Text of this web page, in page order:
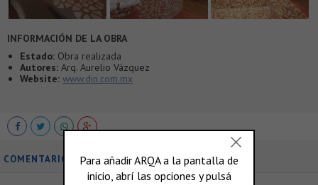
INFORMACIÓN DE LA OBRA
Estado: Obra realizada
Autores: Arq. Aurelio Vázquez
Website: www.din.com.mx
COMENTARIOS